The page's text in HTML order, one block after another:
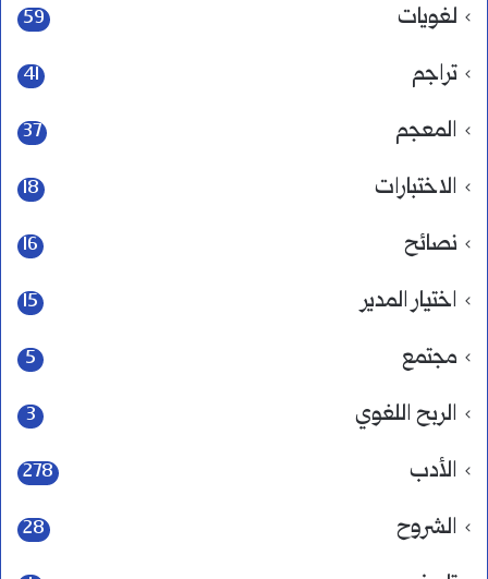
لغويات 59
تراجم 41
المعجم 37
الاختبارات 18
نصائح 16
اختيار المدير 15
مجتمع 5
الربح اللغوي 3
الأدب 278
الشروح 28